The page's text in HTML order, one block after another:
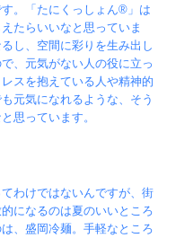
。「たにくっしょん®」は
たらいいなと思っていま
し、空間に彩りを生み出し
、元気がない人の役に立っ
スを抱えている人や精神的
元気になれるような、そう
思っています。
わけではないんですが、街
になるのは夏のいいところ
、盛岡冷麺。手軽なところ